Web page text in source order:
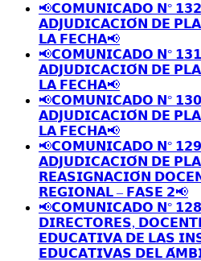
📢𝗖𝗢𝗠𝗨𝗡𝗜𝗖𝗔𝗗𝗢 𝗡°
𝗔𝗗𝗝𝗨𝗗𝗜𝗖𝗔𝗖𝗜𝗢́𝗡 𝗗𝗘
𝗟𝗔 𝗙𝗘𝗖𝗛𝗔📢
📢𝗖𝗢𝗠𝗨𝗡𝗜𝗖𝗔𝗗𝗢 𝗡°
𝗔𝗗𝗝𝗨𝗗𝗜𝗖𝗔𝗖𝗜𝗢́𝗡 𝗗𝗘
𝗟𝗔 𝗙𝗘𝗖𝗛𝗔📢
📢𝗖𝗢𝗠𝗨𝗡𝗜𝗖𝗔𝗗𝗢 𝗡°
𝗔𝗗𝗝𝗨𝗗𝗜𝗖𝗔𝗖𝗜𝗢́𝗡 𝗗𝗘
𝗟𝗔 𝗙𝗘𝗖𝗛𝗔📢
📢𝗖𝗢𝗠𝗨𝗡𝗜𝗖𝗔𝗗𝗢 𝗡°
𝗔𝗗𝗝𝗨𝗗𝗜𝗖𝗔𝗖𝗜𝗢́𝗡 𝗗𝗘
𝗥𝗘𝗔𝗦𝗜𝗚𝗡𝗔𝗖𝗜𝗢́𝗡
𝗥𝗘𝗚𝗜𝗢𝗡𝗔𝗟 – 𝗙𝗔𝗦𝗘 𝟮📢
📢𝗖𝗢𝗠𝗨𝗡𝗜𝗖𝗔𝗗𝗢 𝗡°
𝗗𝗜𝗥𝗘𝗖𝗧𝗢𝗥𝗘𝗦,
𝗘𝗗𝗨𝗖𝗔𝗧𝗜𝗩𝗔 𝗗𝗘 𝗟𝗔𝗦
𝗘𝗗𝗨𝗖𝗔𝗧𝗜𝗩𝗔𝗦 𝗗𝗘𝗟